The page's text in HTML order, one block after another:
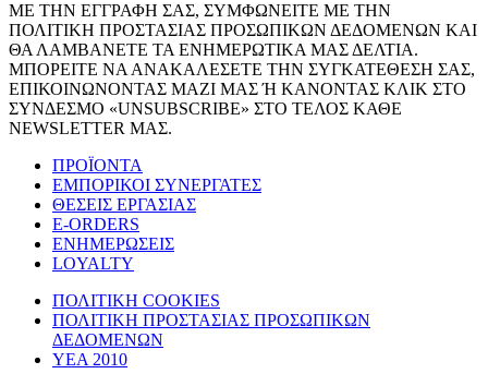
ΜΕ ΤΗΝ ΕΓΓΡΑΦΗ ΣΑΣ, ΣΥΜΦΩΝΕΙΤΕ ΜΕ ΤΗΝ
ΠΟΛΙΤΙΚΗ ΠΡΟΣΤΑΣΙΑΣ ΠΡΟΣΩΠΙΚΩΝ ΔΕΔΟΜΕΝΩΝ ΚΑΙ
ΘΑ ΛΑΜΒΑΝΕΤΕ ΤΑ ΕΝΗΜΕΡΩΤΙΚΑ ΜΑΣ ΔΕΛΤΙΑ.
ΜΠΟΡΕΙΤΕ ΝΑ ΑΝΑΚΑΛΕΣΕΤΕ ΤΗΝ ΣΥΓΚΑΤΕΘΕΣΗ ΣΑΣ,
ΕΠΙΚΟΙΝΩΝΟΝΤΑΣ ΜΑΖΙ ΜΑΣ Ή ΚΑΝΟΝΤΑΣ ΚΛΙΚ ΣΤΟ
ΣΥΝΔΕΣΜΟ «UNSUBSCRIBE» ΣΤΟ ΤΕΛΟΣ ΚΑΘΕ
NEWSLETTER ΜΑΣ.
ΠΡΟΪΟΝΤΑ
ΕΜΠΟΡΙΚΟΙ ΣΥΝΕΡΓΑΤΕΣ
ΘΕΣΕΙΣ ΕΡΓΑΣΙΑΣ
E-ORDERS
ΕΝΗΜΕΡΩΣΕΙΣ
LOYALTY
ΠΟΛΙΤΙΚΗ COOKIES
ΠΟΛΙΤΙΚΗ ΠΡΟΣΤΑΣΙΑΣ ΠΡΟΣΩΠΙΚΩΝ
ΔΕΔΟΜΕΝΩΝ
ΥΕΑ 2010